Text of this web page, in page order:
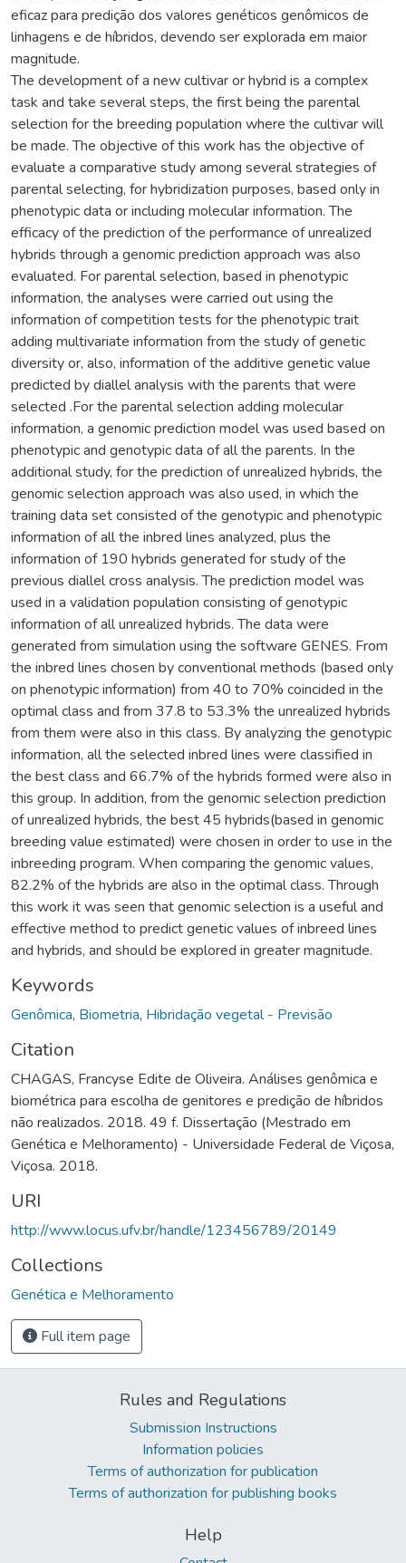
eficaz para predição dos valores genéticos genômicos de
linhagens e de híbridos, devendo ser explorada em maior
magnitude.
The development of a new cultivar or hybrid is a complex
task and take several steps, the first being the parental
selection for the breeding population where the cultivar will
be made. The objective of this work has the objective of
evaluate a comparative study among several strategies of
parental selecting, for hybridization purposes, based only in
phenotypic data or including molecular information. The
efficacy of the prediction of the performance of unrealized
hybrids through a genomic prediction approach was also
evaluated. For parental selection, based in phenotypic
information, the analyses were carried out using the
information of competition tests for the phenotypic trait
adding multivariate information from the study of genetic
diversity or, also, information of the additive genetic value
predicted by diallel analysis with the parents that were
selected .For the parental selection adding molecular
information, a genomic prediction model was used based on
phenotypic and genotypic data of all the parents. In the
additional study, for the prediction of unrealized hybrids, the
genomic selection approach was also used, in which the
training data set consisted of the genotypic and phenotypic
information of all the inbred lines analyzed, plus the
information of 190 hybrids generated for study of the
previous diallel cross analysis. The prediction model was
used in a validation population consisting of genotypic
information of all unrealized hybrids. The data were
generated from simulation using the software GENES. From
the inbred lines chosen by conventional methods (based only
on phenotypic information) from 40 to 70% coincided in the
optimal class and from 37.8 to 53.3% the unrealized hybrids
from them were also in this class. By analyzing the genotypic
information, all the selected inbred lines were classified in
the best class and 66.7% of the hybrids formed were also in
this group. In addition, from the genomic selection prediction
of unrealized hybrids, the best 45 hybrids(based in genomic
breeding value estimated) were chosen in order to use in the
inbreeding program. When comparing the genomic values,
82.2% of the hybrids are also in the optimal class. Through
this work it was seen that genomic selection is a useful and
effective method to predict genetic values of inbreed lines
and hybrids, and should be explored in greater magnitude.
Keywords
Genômica, Biometria, Hibridação vegetal - Previsão
Citation
CHAGAS, Francyse Edite de Oliveira. Análises genômica e
biométrica para escolha de genitores e predição de híbridos
não realizados. 2018. 49 f. Dissertação (Mestrado em
Genética e Melhoramento) - Universidade Federal de Viçosa,
Viçosa. 2018.
URI
http://www.locus.ufv.br/handle/123456789/20149
Collections
Genética e Melhoramento
Full item page
Rules and Regulations
Submission Instructions
Information policies
Terms of authorization for publication
Terms of authorization for publishing books
Help